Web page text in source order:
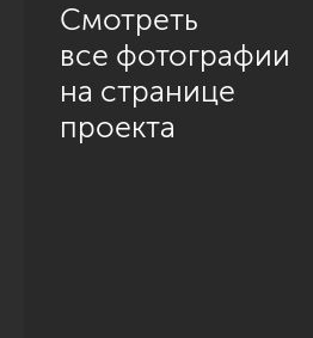
Смотреть
все фотографии
на странице
проекта